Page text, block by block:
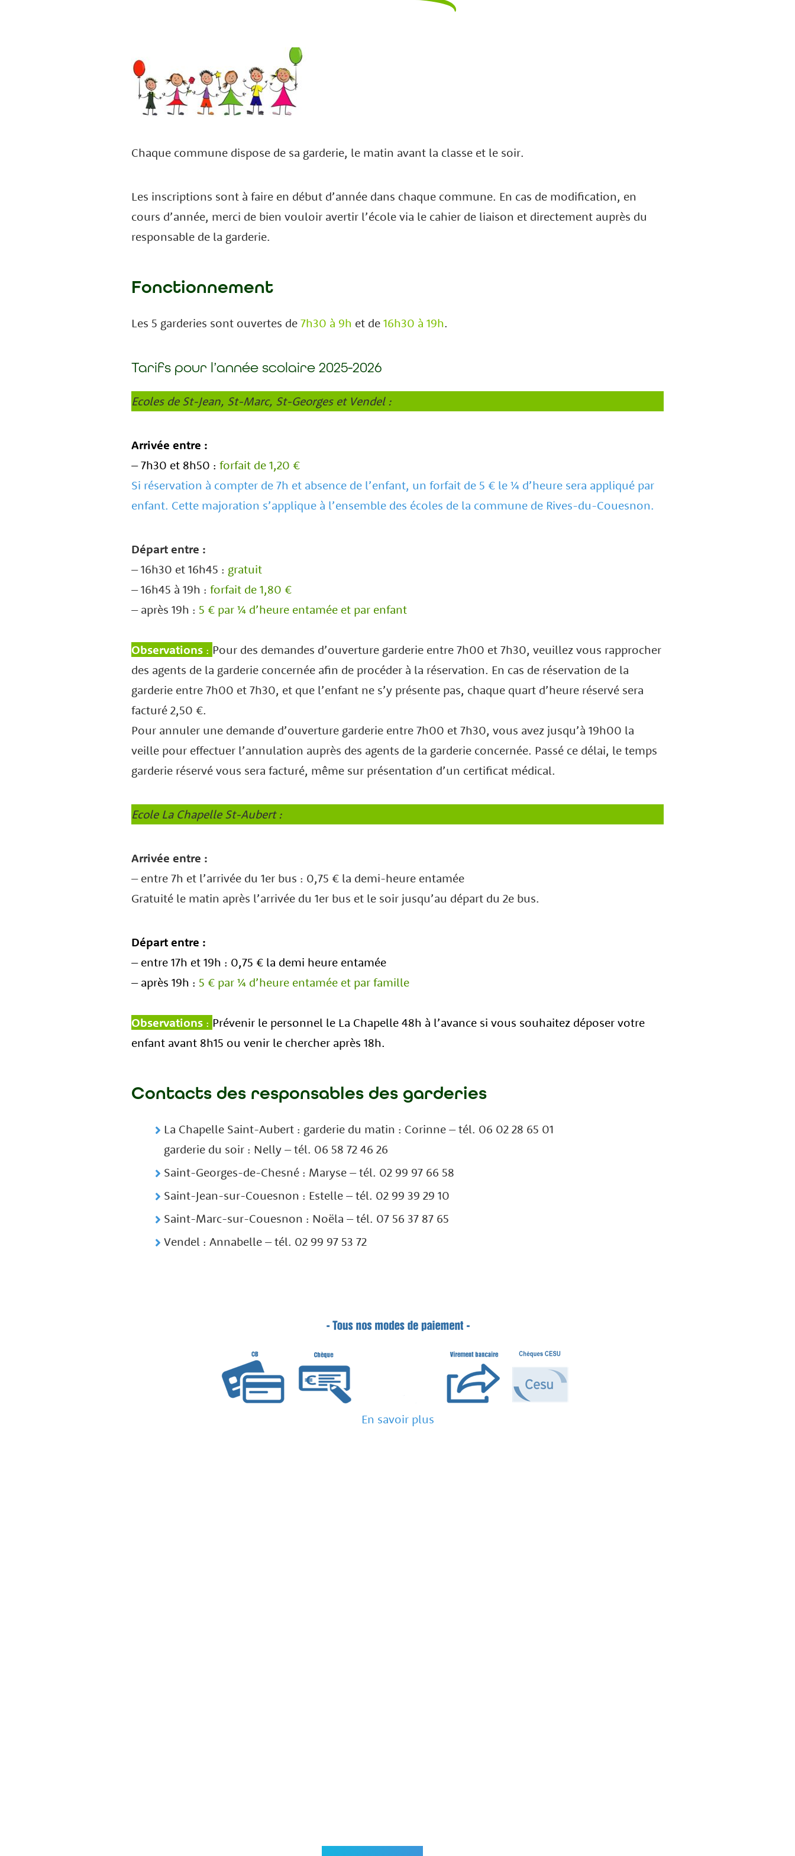
Chaque commune dispose de sa garderie, le matin avant la classe et le soir.
Les inscriptions sont à faire en début d’année dans chaque commune. En cas de modification, en
cours d’année, merci de bien vouloir avertir l’école via le cahier de liaison et directement auprès du
responsable de la garderie.
Fonctionnement
Les 5 garderies sont ouvertes de 7h30 à 9h et de 16h30 à 19h.
Tarifs pour l’année scolaire 2025-2026
Ecoles de St-Jean, St-Marc, St-Georges et Vendel :
Arrivée entre :
– 7h30 et 8h50 : forfait de 1,20 €
Si réservation à compter de 7h et absence de l’enfant, un forfait de 5 € le ¼ d’heure sera appliqué par
enfant. Cette majoration s’applique à l’ensemble des écoles de la commune de Rives-du-Couesnon.
Départ entre :
– 16h30 et 16h45 : gratuit
– 16h45 à 19h : forfait de 1,80 €
– après 19h : 5 € par ¼ d’heure entamée et par enfant
Observations : Pour des demandes d’ouverture garderie entre 7h00 et 7h30, veuillez vous rapprocher
des agents de la garderie concernée afin de procéder à la réservation. En cas de réservation de la
garderie entre 7h00 et 7h30, et que l’enfant ne s’y présente pas, chaque quart d’heure réservé sera
facturé 2,50 €.
Pour annuler une demande d’ouverture garderie entre 7h00 et 7h30, vous avez jusqu’à 19h00 la
veille pour effectuer l’annulation auprès des agents de la garderie concernée. Passé ce délai, le temps
garderie réservé vous sera facturé, même sur présentation d’un certificat médical.
Ecole La Chapelle St-Aubert :
Arrivée entre :
– entre 7h et l’arrivée du 1er bus : 0,75 € la demi-heure entamée
Gratuité le matin après l’arrivée du 1er bus et le soir jusqu’au départ du 2e bus.
Départ entre :
– entre 17h et 19h : 0,75 € la demi heure entamée
– après 19h : 5 € par ¼ d’heure entamée et par famille
Observations : Prévenir le personnel le La Chapelle 48h à l’avance si vous souhaitez déposer votre
enfant avant 8h15 ou venir le chercher après 18h.
Contacts des responsables des garderies
La Chapelle Saint-Aubert : garderie du matin : Corinne – tél. 06 02 28 65 01
garderie du soir : Nelly – tél. 06 58 72 46 26
Saint-Georges-de-Chesné : Maryse – tél. 02 99 97 66 58
Saint-Jean-sur-Couesnon : Estelle – tél. 02 99 39 29 10
Saint-Marc-sur-Couesnon : Noëla – tél. 07 56 37 87 65
Vendel : Annabelle – tél. 02 99 97 53 72
En savoir plus